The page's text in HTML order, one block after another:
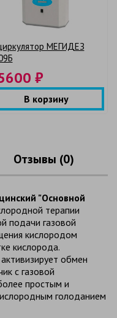
МЕГИДЕЗ
₽
В корзину
Отзывы (0)
"Основной
терапии
подачи газовой
кислородом
кислорода.
обмен
с газовой
простым и
голоданием